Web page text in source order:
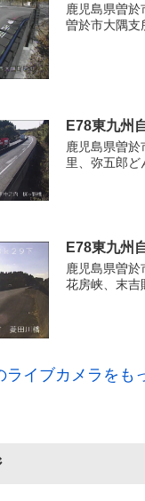
鹿児島県曽
曽於市大隅支
E78東九州
鹿児島県曽
里、弥五郎
E78東九州
鹿児島県曽
花房峡、末吉
イブカメラをも